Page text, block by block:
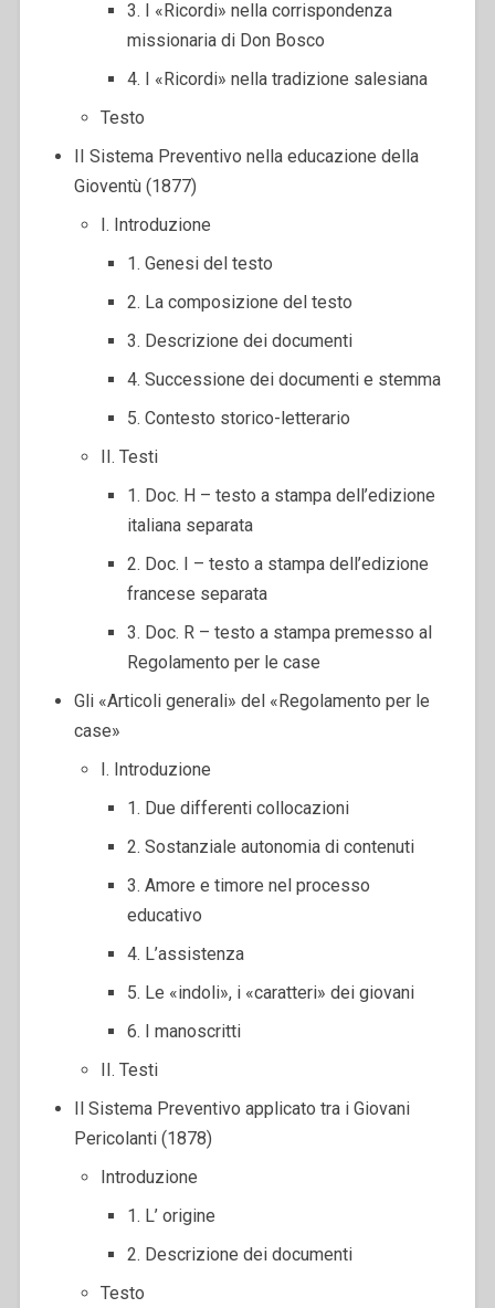
3. I «Ricordi» nella corrispondenza
missionaria di Don Bosco
4. I «Ricordi» nella tradizione salesiana
Testo
II Sistema Preventivo nella educazione della
Gioventù (1877)
I. Introduzione
1. Genesi del testo
2. La composizione del testo
3. Descrizione dei documenti
4. Successione dei documenti e stemma
5. Contesto storico-letterario
II. Testi
1. Doc. H – testo a stampa dell’edizione
italiana separata
2. Doc. I – testo a stampa dell’edizione
francese separata
3. Doc. R – testo a stampa premesso al
Regolamento per le case
Gli «Articoli generali» del «Regolamento per le
case»
I. Introduzione
1. Due differenti collocazioni
2. Sostanziale autonomia di contenuti
3. Amore e timore nel processo
educativo
4. L’assistenza
5. Le «indoli», i «caratteri» dei giovani
6. I manoscritti
II. Testi
Il Sistema Preventivo applicato tra i Giovani
Pericolanti (1878)
Introduzione
1. L’ origine
2. Descrizione dei documenti
Testo